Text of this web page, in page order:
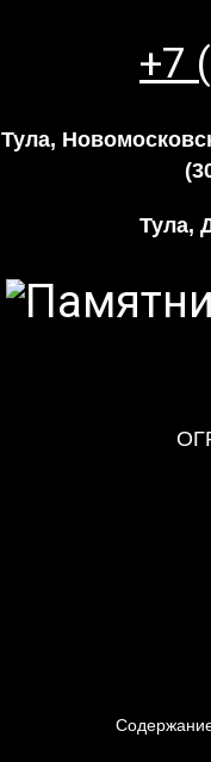
+7
Тула,
Тула,